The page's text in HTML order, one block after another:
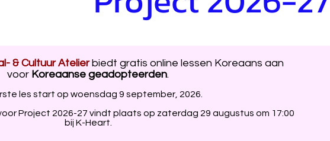
& Cultuur Atelierbiedt gratis online lessen Koreaans aan
voor Koreaanse geadopteerden.
les start op woensdag 9 september, 2026.
Project 2026-27 vindt plaats op zaterdag 29 augustus om 17:00
bij K-Heart.